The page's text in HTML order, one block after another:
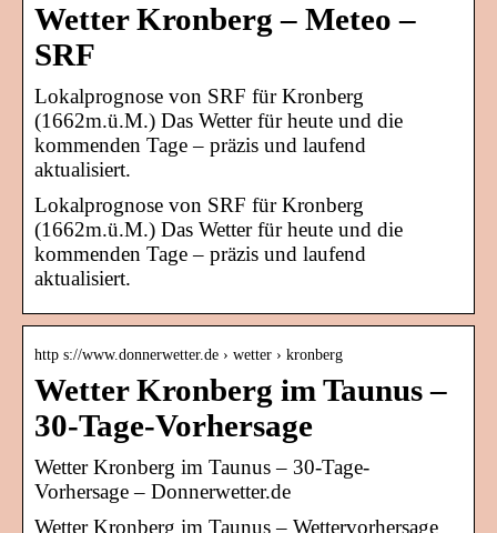
Wetter Kronberg – Meteo –
SRF
Lokalprognose von SRF für Kronberg
(1662m.ü.M.) Das Wetter für heute und die
kommenden Tage – präzis und laufend
aktualisiert.
Lokalprognose von SRF für Kronberg
(1662m.ü.M.) Das Wetter für heute und die
kommenden Tage – präzis und laufend
aktualisiert.
http s://www.donnerwetter.de › wetter › kronberg
Wetter Kronberg im Taunus –
30-Tage-Vorhersage
Wetter Kronberg im Taunus – 30-Tage-
Vorhersage – Donnerwetter.de
Wetter Kronberg im Taunus – Wettervorhersage